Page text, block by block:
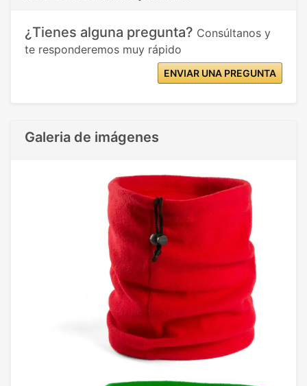
¿Tienes alguna pregunta? Consúltanos y
te responderemos muy rápido
ENVIAR UNA PREGUNTA
Galeria de imágenes